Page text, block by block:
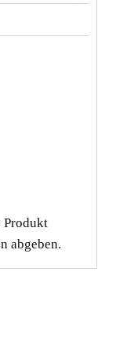
Produkt
abgeben.